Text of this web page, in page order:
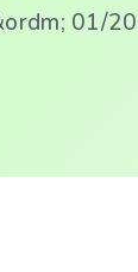
01/